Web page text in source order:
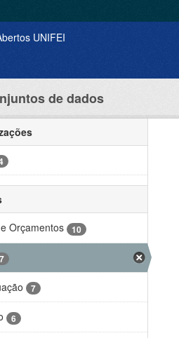
de dados
Orçamentos
10
7
7
6